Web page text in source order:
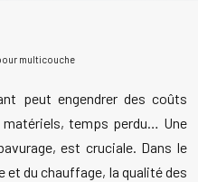
multicouche
peut engendrer des coûts
temps perdu… Une
est cruciale. Dans le
et du chauffage, la qualité des